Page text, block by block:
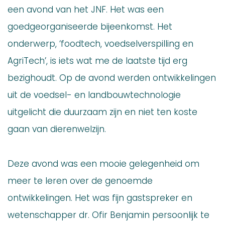
een avond van het JNF. Het was een
goedgeorganiseerde bijeenkomst. Het
onderwerp, ‘foodtech, voedselverspilling en
AgriTech’, is iets wat me de laatste tijd erg
bezighoudt. Op de avond werden ontwikkelingen
uit de voedsel- en landbouwtechnologie
uitgelicht die duurzaam zijn en niet ten koste
gaan van dierenwelzijn.
Deze avond was een mooie gelegenheid om
meer te leren over de genoemde
ontwikkelingen. Het was fijn gastspreker en
wetenschapper dr. Ofir Benjamin persoonlijk te